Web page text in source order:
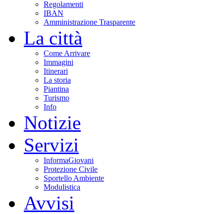
Regolamenti
IBAN
Amministrazione Trasparente
La città
Come Arrivare
Immagini
Itinerari
La storia
Piantina
Turismo
Info
Notizie
Servizi
InformaGiovani
Protezione Civile
Sportello Ambiente
Modulistica
Avvisi